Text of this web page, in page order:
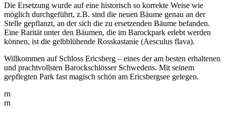
Die Ersetzung wurde auf eine historisch so korrekte Weise wie
möglich durchgeführt, z.B. sind die neuen Bäume genau an der
Stelle gepflanzt, an der sich die zu ersetzenden Bäume befanden.
Eine Rarität unter den Bäumen, die im Barockpark erlebt werden
können, ist die gelbblühende Rosskastanie (Aesculus flava).
Willkommen auf Schloss Ericsberg – eines der am besten erhaltenen
und prachtvollsten Barockschlösser Schwedens. Mit seinem
gepflegten Park fast magisch schön am Ericsbergsee gelegen.
rn
rn